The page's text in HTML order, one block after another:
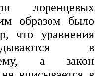
лоренцевых
образом было
что уравнения
в
а закон